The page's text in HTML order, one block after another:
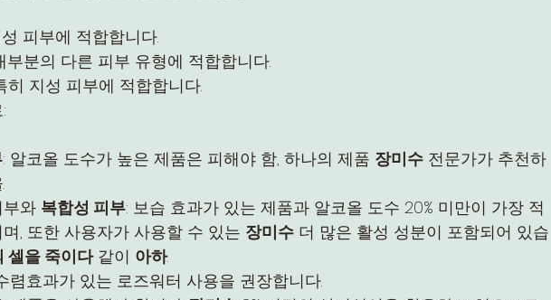
성 피부에 적합합니다.
부분의 다른 피부 유형에 적합합니다.
히 지성 피부에 적합합니다.
: 알코올 도수가 높은 제품은 피해야 함, 하나의 제품 장미수 전문가가 추천하
와 복합성 피부: 보습 효과가 있는 제품과 알코올 도수 20% 미만이 가장 적
, 또한 사용자가 사용할 수 있는 장미수 더 많은 활성 성분이 포함되어 있습
셀을 죽이다 같이 아하.
렴효과가 있는 로즈워터 사용을 권장합니다.